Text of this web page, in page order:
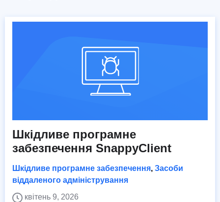
Шкідливе програмне
забезпечення SnappyClient
Шкідливе програмне забезпечення, Засоби
віддаленого адміністрування
квітень 9, 2026